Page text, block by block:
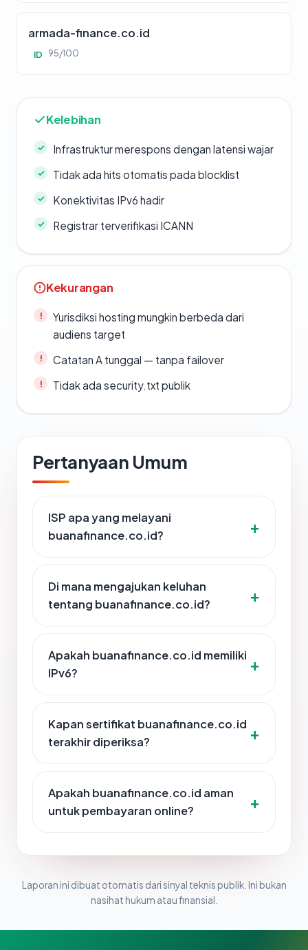
armada-finance.co.id
ID 95/100
Kelebihan
Infrastruktur merespons dengan latensi wajar
Tidak ada hits otomatis pada blocklist
Konektivitas IPv6 hadir
Registrar terverifikasi ICANN
Kekurangan
Yurisdiksi hosting mungkin berbeda dari
audiens target
Catatan A tunggal — tanpa failover
Tidak ada security.txt publik
Pertanyaan Umum
ISP apa yang melayani
buanafinance.co.id?
Di mana mengajukan keluhan
tentang buanafinance.co.id?
Apakah buanafinance.co.id memiliki
IPv6?
Kapan sertifikat buanafinance.co.id
terakhir diperiksa?
Apakah buanafinance.co.id aman
untuk pembayaran online?
Laporan ini dibuat otomatis dari sinyal teknis publik. Ini bukan
nasihat hukum atau finansial.